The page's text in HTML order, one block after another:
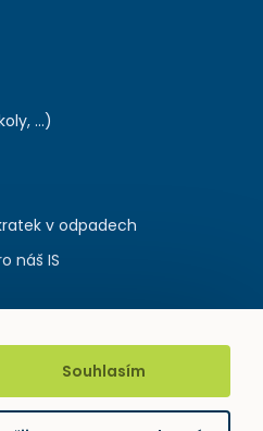
...)
v odpadech
náš IS
Souhlasím